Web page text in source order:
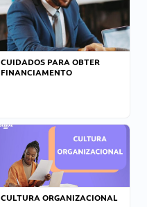
CUIDADOS PARA OBTER
FINANCIAMENTO
CULTURA ORGANIZACIONAL